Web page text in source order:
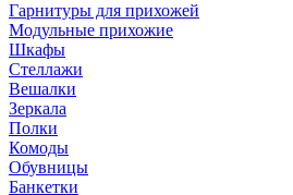
Гарнитуры для прихожей
Модульные прихожие
Шкафы
Стеллажи
Вешалки
Зеркала
Полки
Комоды
Обувницы
Банкетки